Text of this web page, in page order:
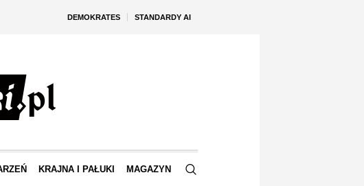
DEMOKRATES STANDARDY AI
KRAJNA I PAŁUKI MAGAZYN